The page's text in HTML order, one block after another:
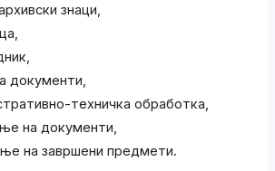
знаци,
документи,
техничка обработка,
на документи,
на завршени предмети.